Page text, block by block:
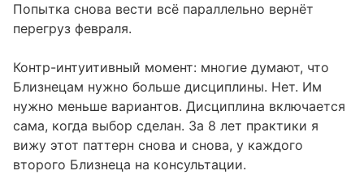
Попытка снова вести всё параллельно вернёт
перегруз февраля.
Контр-интуитивный момент: многие думают, что
Близнецам нужно больше дисциплины. Нет. Им
нужно меньше вариантов. Дисциплина включается
сама, когда выбор сделан. За 8 лет практики я
вижу этот паттерн снова и снова, у каждого
второго Близнеца на консультации.